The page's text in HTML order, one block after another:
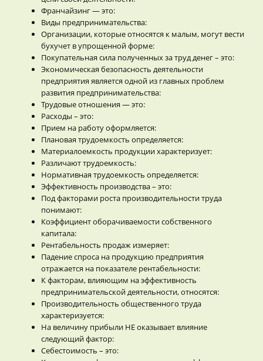
Франчайзинг — это:
Виды предпринимательства:
Организации, которые относятся к малым, могут вести
бухучет в упрощенной форме:
Покупательная сила полученных за труд денег – это:
Экономическая безопасность деятельности
предприятия является одной из главных проблем
развития предпринимательства:
Трудовые отношения — это:
Расходы – это:
Прием на работу оформляется:
Плановая трудоемкость определяется:
Материалоемкость продукции характеризует:
Различают трудоемкость:
Нормативная трудоемкость определяется:
Эффективность производства – это:
Под факторами роста производительности труда
понимают:
Коэффициент оборачиваемости собственного
капитала:
Рентабельность продаж измеряет:
Падение спроса на продукцию предприятия
отражается на показателе рентабельности:
К факторам, влияющим на эффективность
предпринимательской деятельности, относятся:
Производительность общественного труда
характеризуется:
На величину прибыли НЕ оказывает влияние
следующий фактор:
Себестоимость – это: